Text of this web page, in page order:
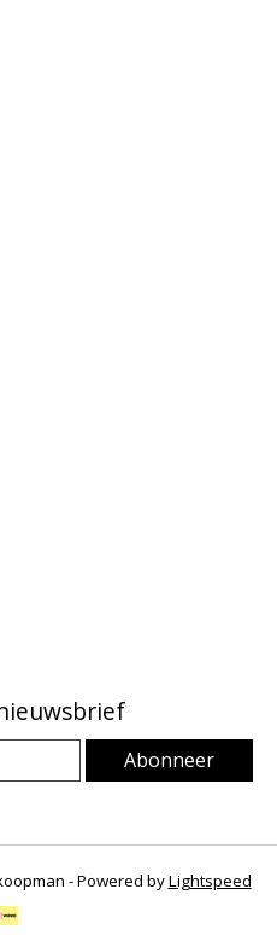
Abonneer
- Powered byLightspeed